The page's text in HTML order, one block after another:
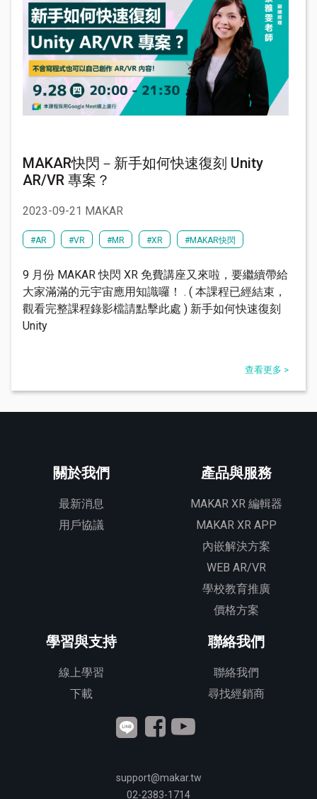
MAKAR快閃－新手如何快速復刻 Unity
AR/VR 專案？
2023-09-21 MAKAR
#AR #VR #MR #XR #MAKAR快閃
9 月份 MAKAR 快閃 XR 免費講座又來啦，要繼續帶給
大家滿滿的元宇宙應用知識囉！ . ( 本課程已經結束，
觀看完整課程錄影檔請點擊此處 ) 新手如何快速復刻
Unity
查看更多 >
關於我們
最新消息
用戶協議
產品與服務
MAKAR XR 編輯器
MAKAR XR APP
內嵌解決方案
WEB AR/VR
學校教育推廣
價格方案
學習與支持
線上學習
下載
聯絡我們
聯絡我們
尋找經銷商
support@makar.tw
02-2383-1714